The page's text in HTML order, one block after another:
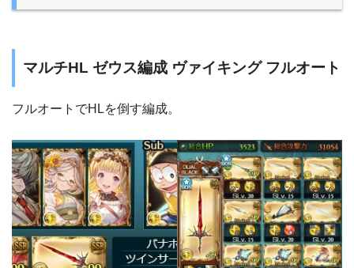
マルチHL ゼウス編成 ヴァイキング フルオート
フルオートでHLを倒す編成。